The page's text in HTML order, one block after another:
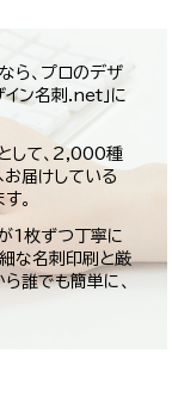
ら、プロのデザ
ン名刺.net」に
して、2,000種
届けしている
。
1枚ずつ丁寧に
細な名刺印刷と厳
誰でも簡単に、